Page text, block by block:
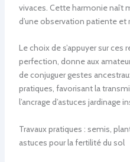
vivaces. Cette harmonie naît
d’une observation patiente et
Le choix de s’appuyer sur ces
perfection, donne aux
de conjuguer gestes
pratiques, favorisant la
l’ancrage d’astuces jardinage
Travaux pratiques : semis,
astuces pour la fertilité du sol